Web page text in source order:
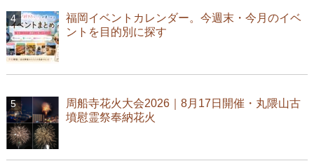
福岡イベントカレンダー。今週末・今月のイベ
ントを目的別に探す
周船寺花火大会2026｜8月17日開催・丸隈山古
墳慰霊祭奉納花火